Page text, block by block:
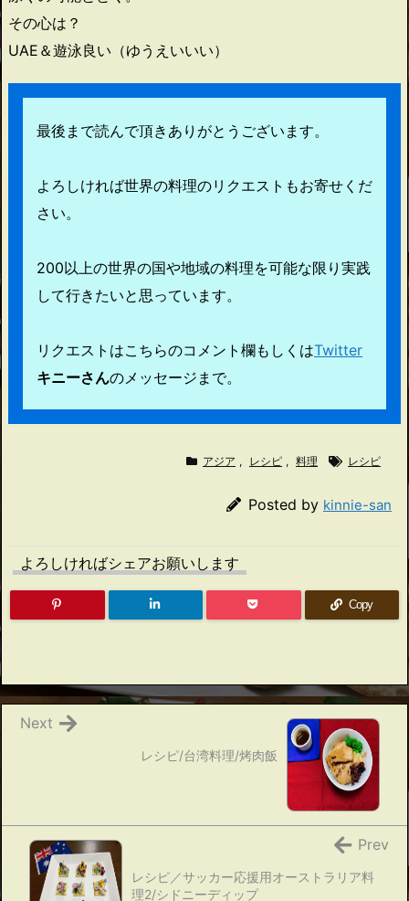
その心は？
UAE＆遊泳良い（ゆうえいいい）
最後まで読んで頂きありがとうございます。
よろしければ世界の料理のリクエストもお寄せくだ
さい。
200以上の世界の国や地域の料理を可能な限り実践
して行きたいと思っています。
リクエストはこちらのコメント欄もしくはTwitter
キニーさんのメッセージまで。
アジア , レシピ , 料理 レシピ
Posted by kinnie-san
よろしければシェアお願いします
Copy
レシピ/台湾料理/烤肉飯
Next
レシピ／サッカー応援用オーストラリア料
理2/シドニーディップ
Prev